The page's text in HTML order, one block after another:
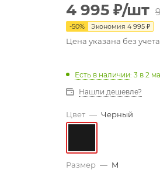
4 995 ₽/шт
-50% Экономия 4 995 ₽
Цена указана без
Есть в наличии: 3 в 2
Нашли дешевле?
Цвет — Черный
Размер — M